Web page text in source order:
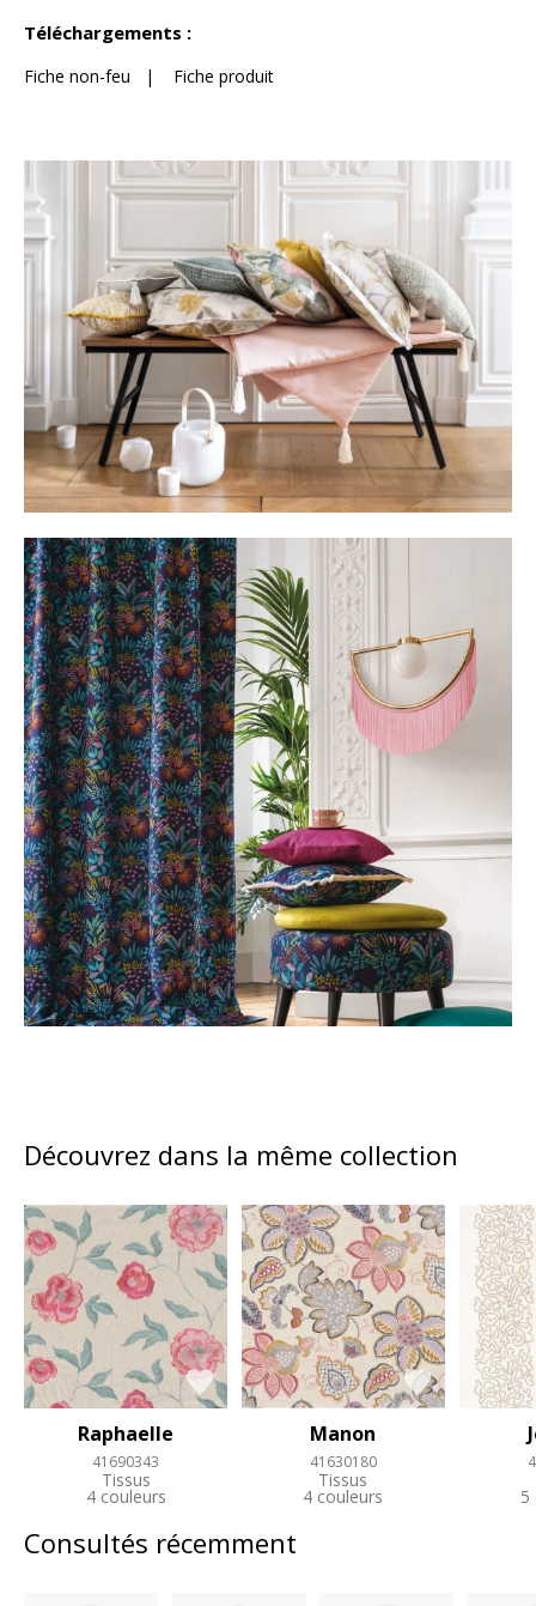
Téléchargements :
Fiche non-feu | Fiche produit
Découvrez dans la même collection
Raphaelle
41690343
Tissus
4 couleurs
Manon
41630180
Tissus
4 couleurs 5
Consultés récemment